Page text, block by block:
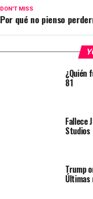
DON'T MISS
Por qué no pienso
¿Quién
81
Fallece
Studios
Trump